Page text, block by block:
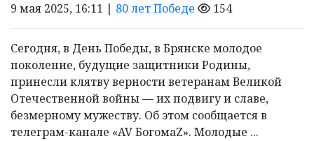
9 мая 2025, 16:11 | 80 лет Победе 154
Сегодня, в День Победы, в Брянске молодое
поколение, будущие защитники Родины,
принесли клятву верности ветеранам Великой
Отечественной войны — их подвигу и славе,
безмерному мужеству. Об этом сообщается в
телеграм-канале «AV БогомаZ». Молодые ...